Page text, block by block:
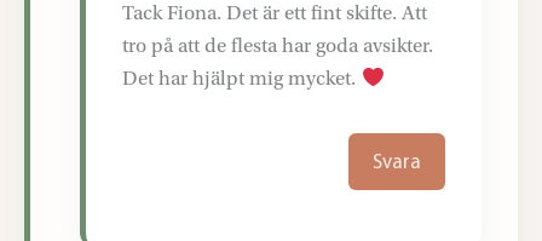
Tack Fiona. Det är ett fint skifte. Att
tro på att de flesta har goda avsikter.
Det har hjälpt mig mycket.
Svara